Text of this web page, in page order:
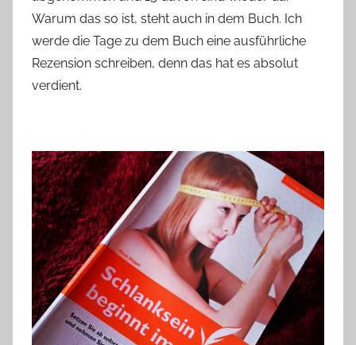
Warum das so ist, steht auch in dem Buch. Ich
werde die Tage zu dem Buch eine ausführliche
Rezension schreiben, denn das hat es absolut
verdient.